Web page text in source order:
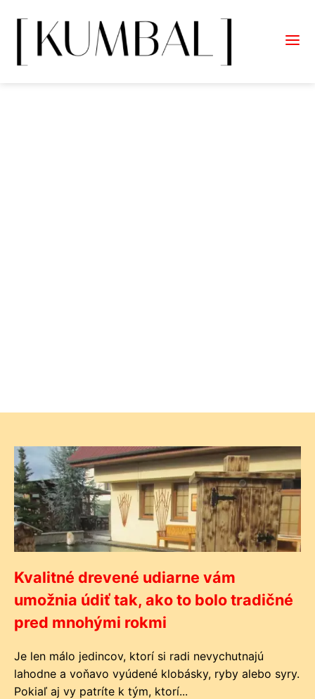
Kvalitné drevené udiarne vám
umožnia údiť tak, ako to bolo tradičné
pred mnohými rokmi
Je len málo jedincov, ktorí si radi nevychutnajú
lahodne a voňavo vyúdené klobásky, ryby alebo syry.
Pokiaľ aj vy patríte k tým, ktorí...